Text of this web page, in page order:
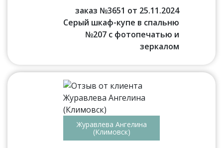
заказ №3651 от 25.11.2024
Серый шкаф-купе в спальню
№207 с фотопечатью и
зеркалом
Журавлева Ангелина
(Климовск)